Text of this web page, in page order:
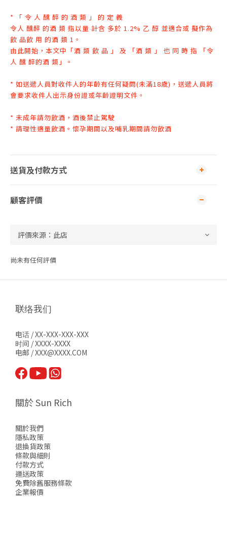
* 「 令 人 醺 醉 的 酒 類 」 的 定 義
令人 醺醉 的酒 類 指以量 計含 多於 1.2% 乙 醇 並適合或 擬作為
飲 品飲 用 的酒 類 1。
由此開始，本文中「酒 類 飲 品 」 及 「酒 類 」 也 同 時 指 「令
人 醺 醉的酒 類」。
* 如送遞人員對收件人的年齡有任何疑問(未滿18歲)，送遞人員將
會要求收件人出示身份證或年齡證明文件 。
* 未成年請勿飲酒，酒後禁止駕駛
* 請理性適量飲酒。懷孕期間以及哺乳期間請勿飲酒
送貨及付款方式
顧客評價
尚未有任何評價
联络我们
电话 / XX-XXX-XXX-XXX
时间 / XXXX-XXXX
电邮 / XXX@XXXX.COM
關於 Sun Rich
關於我們
隱私政策
退換貨政策
條款與細則
付款方式
運送政策
免費除舊服務條款
企業報價